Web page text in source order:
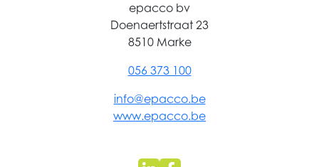
epacco bv
Doenaertstraat 23
8510 Marke
056 373 100
info@epacco.be
www.epacco.be